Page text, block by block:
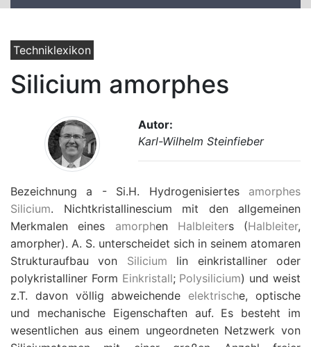
Techniklexikon
Silicium amorphes
Autor:
Karl-Wilhelm Steinfieber
Bezeichnung a - Si.H. Hydrogenisiertes amorphes
Silicium. Nichtkristallinescium mit den allgemeinen
Merkmalen eines amorphen Halbleiters (Halbleiter,
amorpher). A. S. unterscheidet sich in seinem atomaren
Strukturaufbau von Silicium lin einkristalliner oder
polykristalliner Form Einkristall; Polysilicium) und weist
z.T. davon völlig abweichende elektrische, optische
und mechanische Eigenschaften auf. Es besteht im
wesentlichen aus einem ungeordneten Netzwerk von